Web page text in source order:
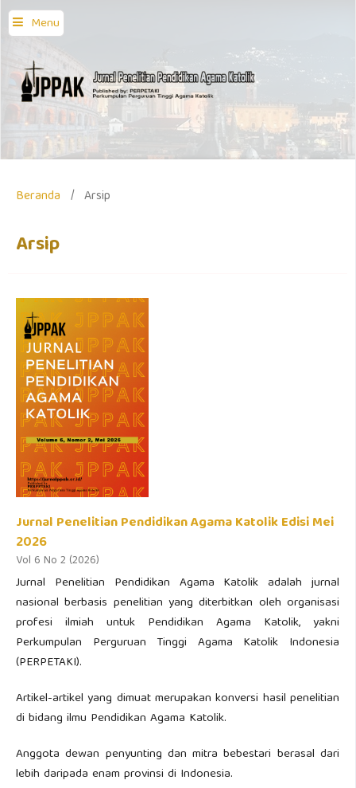
Menu
Beranda / Arsip
Arsip
Jurnal Penelitian Pendidikan Agama Katolik Edisi Mei
2026
Vol 6 No 2 (2026)
Jurnal Penelitian Pendidikan Agama Katolik adalah jurnal
nasional berbasis penelitian yang diterbitkan oleh organisasi
profesi ilmiah untuk Pendidikan Agama Katolik, yakni
Perkumpulan Perguruan Tinggi Agama Katolik Indonesia
(PERPETAKI).
Artikel-artikel yang dimuat merupakan konversi hasil penelitian
di bidang ilmu Pendidikan Agama Katolik.
Anggota dewan penyunting dan mitra bebestari berasal dari
lebih daripada enam provinsi di Indonesia.